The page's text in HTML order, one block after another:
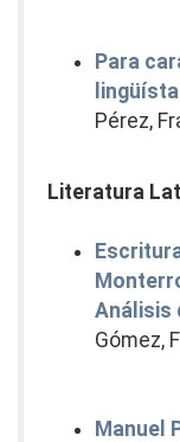
Para
Pérez,
Literatura
Análisis
Gómez,
Manuel